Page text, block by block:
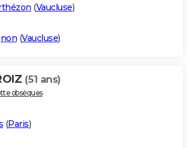
(Vaucluse)
(Vaucluse)
(51 ans)
obsèques
(Paris)